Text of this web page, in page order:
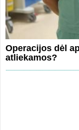
Operacijos dėl
atliekamos?